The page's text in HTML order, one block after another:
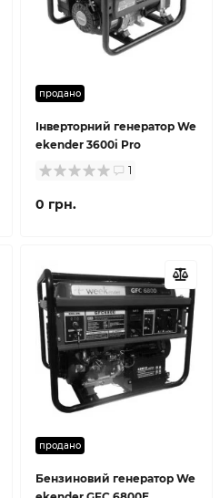
продано
Інверторний генератор We
ekender 3600i Pro
1
0 грн.
продано
Бензиновий генератор We